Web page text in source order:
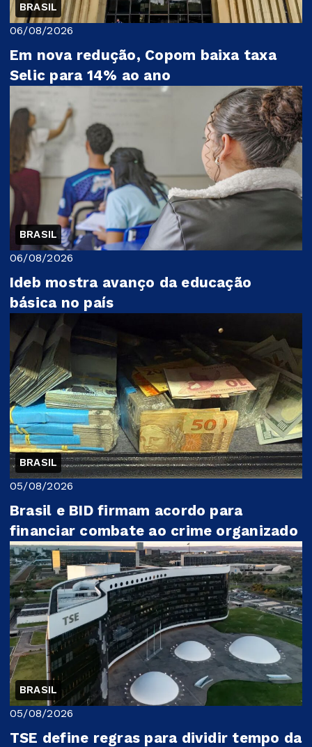
BRASIL
06/08/2026
Em nova redução, Copom baixa taxa
Selic para 14% ao ano
BRASIL
06/08/2026
Ideb mostra avanço da educação
básica no país
BRASIL
05/08/2026
Brasil e BID firmam acordo para
financiar combate ao crime organizado
BRASIL
05/08/2026
TSE define regras para dividir tempo da